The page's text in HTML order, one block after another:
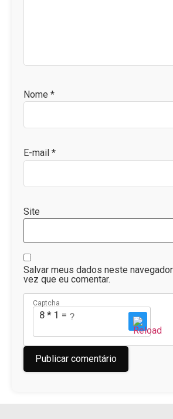
Nome *
E-mail *
Site
Salvar meus dados neste
vez que eu comentar.
Captcha
8 * 1 = ?